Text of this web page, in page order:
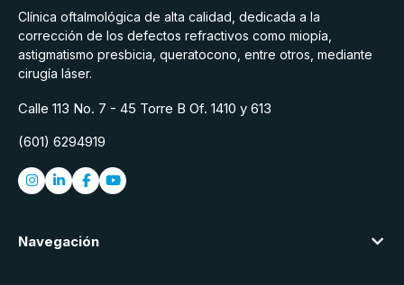
Clínica oftalmológica de alta calidad, dedicada a la
corrección de los defectos refractivos como miopía,
astigmatismo presbicia, queratocono, entre otros, mediante
cirugía láser.
Calle 113 No. 7 - 45 Torre B Of. 1410 y 613
(601) 6294919
Navegación